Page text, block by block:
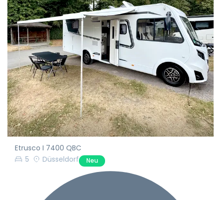
Etrusco I 7400 QBC
5
Düsseldorf Neu